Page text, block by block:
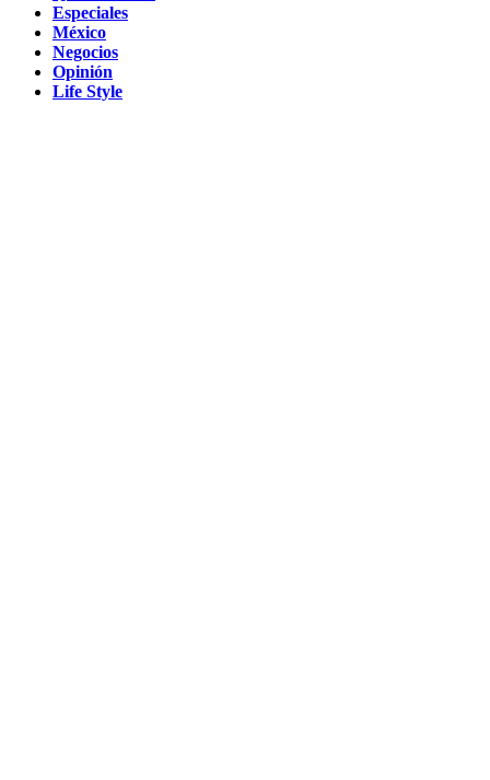
Especiales
México
Negocios
Opinión
Life Style